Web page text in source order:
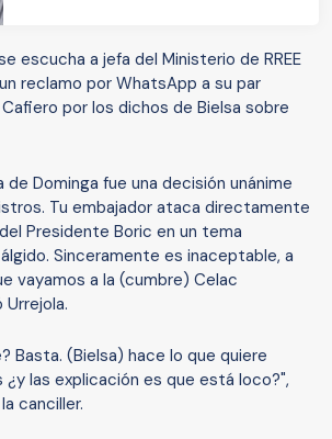
escucha a jefa del Ministerio de RREE
reclamo por WhatsApp a su par
por los dichos de Bielsa sobre
Dominga fue una decisión unánime
Tu embajador ataca directamente
Presidente Boric en un tema
Sinceramente es inaceptable, a
vayamos a la (cumbre) Celac
Urrejola.
Basta. (Bielsa) hace lo que quiere
las explicación es que está loco?",
canciller.